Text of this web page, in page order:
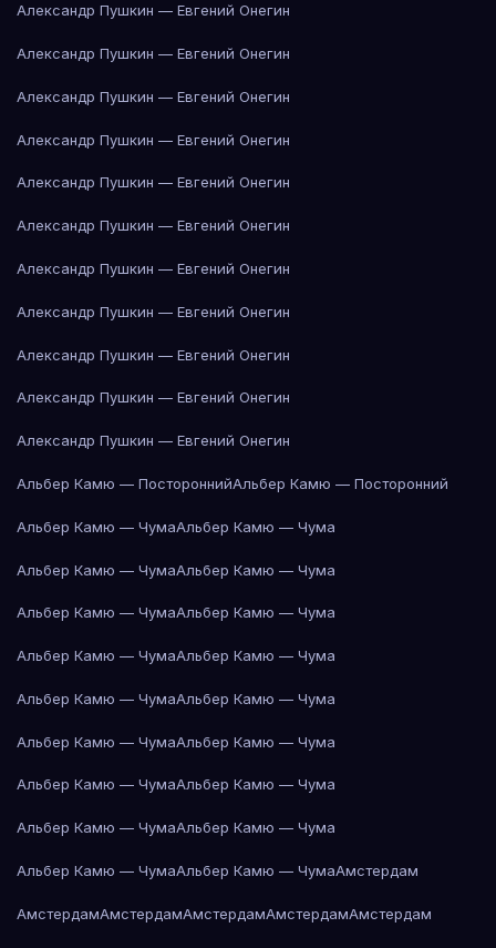
Александр Пушкин — Евгений Онегин
Александр Пушкин — Евгений Онегин
Александр Пушкин — Евгений Онегин
Александр Пушкин — Евгений Онегин
Александр Пушкин — Евгений Онегин
Александр Пушкин — Евгений Онегин
Александр Пушкин — Евгений Онегин
Александр Пушкин — Евгений Онегин
Александр Пушкин — Евгений Онегин
Александр Пушкин — Евгений Онегин
Александр Пушкин — Евгений Онегин
Альбер Камю — ПостороннийАльбер Камю — Посторонний
Альбер Камю — ЧумаАльбер Камю — Чума
Альбер Камю — ЧумаАльбер Камю — Чума
Альбер Камю — ЧумаАльбер Камю — Чума
Альбер Камю — ЧумаАльбер Камю — Чума
Альбер Камю — ЧумаАльбер Камю — Чума
Альбер Камю — ЧумаАльбер Камю — Чума
Альбер Камю — ЧумаАльбер Камю — Чума
Альбер Камю — ЧумаАльбер Камю — Чума
Альбер Камю — ЧумаАльбер Камю — ЧумаАмстердам
АмстердамАмстердамАмстердамАмстердамАмстердам